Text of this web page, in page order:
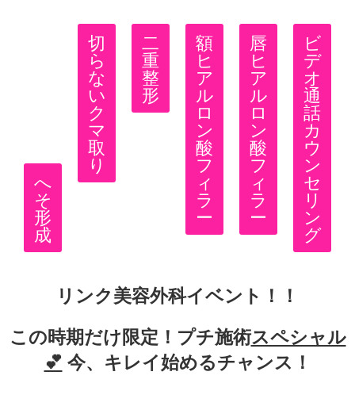
へ
そ
形
成
切
ら
な
い
ク
マ
取
り
二
重
整
形
額
ヒ
ア
ル
ロ
ン
酸
フ
ィ
ラ
ー
唇
ヒ
ア
ル
ロ
ン
酸
フ
ィ
ラ
ー
ビ
デ
オ
通
話
カ
ウ
ン
セ
リ
ン
グ
リンク美容外科イベント！！
この時期だけ限定！プチ施術スペシャル
💕 今、キレイ始めるチャンス！